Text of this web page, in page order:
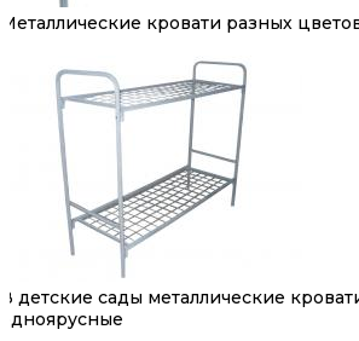
Металлические кровати разных
В детские сады металлические
одноярусные